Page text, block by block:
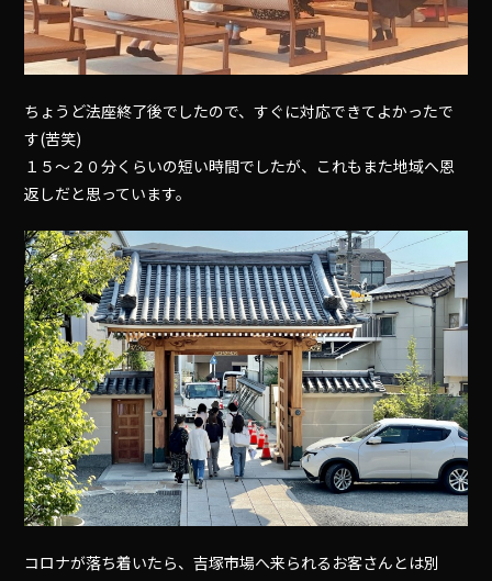
ちょうど法座終了後でしたので、すぐに対応できてよかったで
す(苦笑)
１５〜２０分くらいの短い時間でしたが、これもまた地域へ恩
返しだと思っています。
コロナが落ち着いたら、吉塚市場へ来られるお客さんとは別